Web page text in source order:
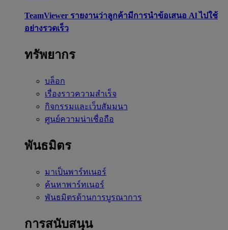
TeamViewer รายงานว่าลูกค้ามีการนำข้อเสนอ Al ไปใช้
อย่างรวดเร็ว
ทรัพยากร
บล็อก
เรื่องราวความสำเร็จ
กิจกรรมและเว็บสัมมนา
ศูนย์ความน่าเชื่อถือ
พันธมิตร
มาเป็นพาร์ทเนอร์
ค้นหาพาร์ทเนอร์
พันธมิตรด้านการบูรณาการ
การสนับสนุน